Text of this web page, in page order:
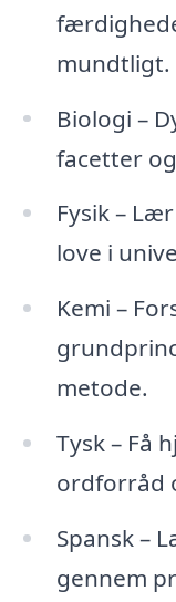
mundtligt.
Biologi –
facetter
Fysik –
love i
Kemi –
metode.
Tysk – Få
ordforråd
Spansk –
gennem